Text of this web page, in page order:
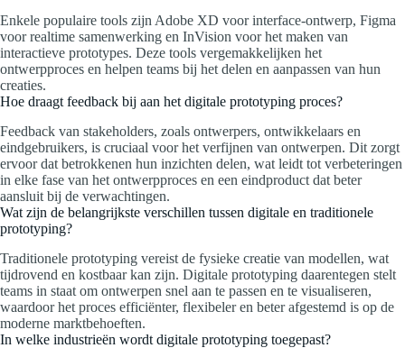
Enkele populaire tools zijn Adobe XD voor interface-ontwerp, Figma
voor realtime samenwerking en InVision voor het maken van
interactieve prototypes. Deze tools vergemakkelijken het
ontwerpproces en helpen teams bij het delen en aanpassen van hun
creaties.
Hoe draagt feedback bij aan het digitale prototyping proces?
Feedback van stakeholders, zoals ontwerpers, ontwikkelaars en
eindgebruikers, is cruciaal voor het verfijnen van ontwerpen. Dit zorgt
ervoor dat betrokkenen hun inzichten delen, wat leidt tot verbeteringen
in elke fase van het ontwerpproces en een eindproduct dat beter
aansluit bij de verwachtingen.
Wat zijn de belangrijkste verschillen tussen digitale en traditionele
prototyping?
Traditionele prototyping vereist de fysieke creatie van modellen, wat
tijdrovend en kostbaar kan zijn. Digitale prototyping daarentegen stelt
teams in staat om ontwerpen snel aan te passen en te visualiseren,
waardoor het proces efficiënter, flexibeler en beter afgestemd is op de
moderne marktbehoeften.
In welke industrieën wordt digitale prototyping toegepast?